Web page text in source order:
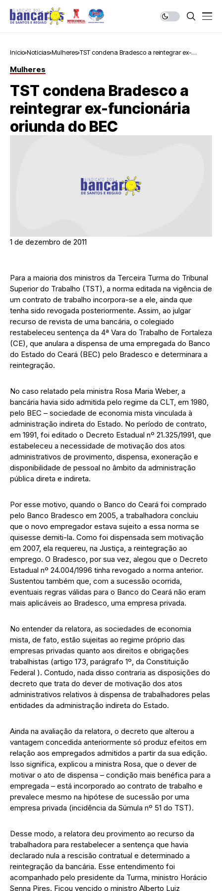
Início Notícias Mulheres TST condena Bradesco a reintegrar ex-
Mulheres
TST condena Bradesco a
reintegrar ex-funcionária
oriunda do BEC
1 de dezembro de 2011
Para a maioria dos ministros da Terceira Turma do Tribunal
Superior do Trabalho (TST), a norma editada na vigência de
um contrato de trabalho incorpora-se a ele, ainda que
tenha sido revogada posteriormente. Assim, ao julgar
recurso de revista de uma bancária, o colegiado
restabeleceu sentença da 4ª Vara do Trabalho de Fortaleza
(CE), que anulara a dispensa de uma empregada do Banco
do Estado do Ceará (BEC) pelo Bradesco e determinara a
reintegração.
No caso relatado pela ministra Rosa Maria Weber, a
bancária havia sido admitida pelo regime da CLT, em 1980,
pelo BEC – sociedade de economia mista vinculada à
administração indireta do Estado. No período de contrato,
em 1991, foi editado o Decreto Estadual nº 21.325/1991, que
estabeleceu a necessidade de motivação dos atos
administrativos de provimento, dispensa, exoneração e
disponibilidade de pessoal no âmbito da administração
pública direta e indireta.
Por esse motivo, quando o Banco do Ceará foi comprado
pelo Banco Bradesco em 2005, a trabalhadora concluiu
que o novo empregador estava sujeito a essa norma se
quisesse demiti-la. Como foi dispensada sem motivação
em 2007, ela requereu, na Justiça, a reintegração ao
emprego. O Bradesco, por sua vez, alegou que o Decreto
Estadual nº 24.004/1996 tinha revogado a norma anterior.
Sustentou também que, com a sucessão ocorrida,
eventuais regras válidas para o Banco do Ceará não eram
mais aplicáveis ao Bradesco, uma empresa privada.
No entender da relatora, as sociedades de economia
mista, de fato, estão sujeitas ao regime próprio das
empresas privadas quanto aos direitos e obrigações
trabalhistas (artigo 173, parágrafo 1º, da Constituição
Federal ). Contudo, nada disso contraria as disposições do
decreto que trata do dever de motivação dos atos
administrativos relativos à dispensa de trabalhadores pelas
entidades da administração indireta do Estado.
Ainda na avaliação da relatora, o decreto que alterou a
vantagem concedida anteriormente só produz efeitos em
relação aos empregados admitidos a partir da sua edição.
Isso significa, explicou a ministra Rosa, que o dever de
motivar o ato de dispensa – condição mais benéfica para a
empregada – está incorporado ao contrato de trabalho e
prevalece mesmo na hipótese de sucessão por uma
empresa privada (incidência da Súmula nº 51 do TST).
Desse modo, a relatora deu provimento ao recurso da
trabalhadora para restabelecer a sentença que havia
declarado nula a rescisão contratual e determinado a
reintegração da bancária. Esse entendimento foi
acompanhado pelo presidente da Turma, ministro Horácio
Senna Pires. Ficou vencido o ministro Alberto Luiz